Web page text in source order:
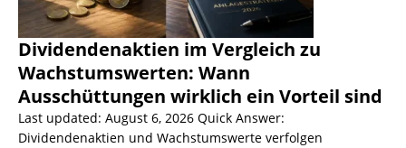
Dividendenaktien im Vergleich zu
Wachstumswerten: Wann
Ausschüttungen wirklich ein Vorteil sind
Last updated: August 6, 2026 Quick Answer:
Dividendenaktien und Wachstumswerte verfolgen